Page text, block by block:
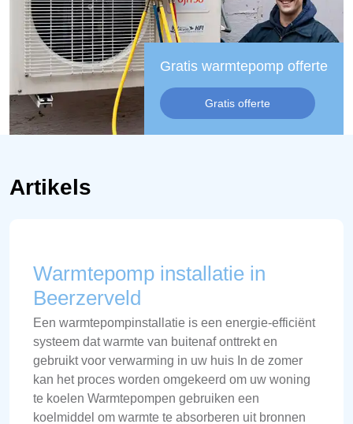
Gratis warmtepomp offerte
Gratis offerte
Artikels
Warmtepomp installatie in
Beerzerveld
Een warmtepompinstallatie is een energie-efficiënt
systeem dat warmte van buitenaf onttrekt en
gebruikt voor verwarming in uw huis In de zomer
kan het proces worden omgekeerd om uw woning
te koelen Warmtepompen gebruiken een
koelmiddel om warmte te absorberen uit bronnen